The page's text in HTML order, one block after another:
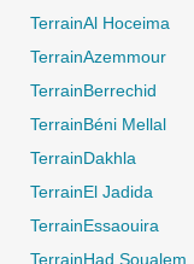
TerrainAl Hoceima
TerrainAzemmour
TerrainBerrechid
TerrainBéni Mellal
TerrainDakhla
TerrainEl Jadida
TerrainEssaouira
TerrainHad Soualem